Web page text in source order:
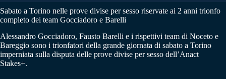
Sabato a Torino nelle prove divise per sesso riservate ai 2 anni trionfo
completo dei team Gocciadoro e Barelli
Alessandro Gocciadoro, Fausto Barelli e i rispettivi team di Noceto e
Bareggio sono i trionfatori della grande giornata di sabato a Torino
imperniata sulla disputa delle prove divise per sesso dell’Anact
Stakes+.